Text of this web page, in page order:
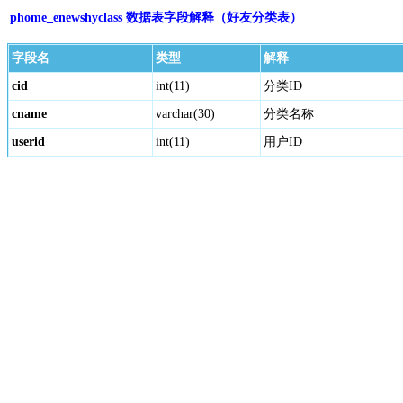
phome_enewshyclass 数据表字段解释（好友分类表）
字段名 类型 解释
cid int(11) 分类ID
cname varchar(30) 分类名称
userid int(11) 用户ID